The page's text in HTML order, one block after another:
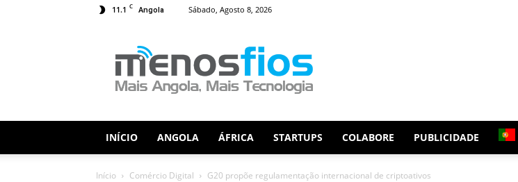
11.1 C Angola Sábado, Agosto 8, 2026
Fios
INÍCIO ANGOLA ÁFRICA STARTUPS COLABORE PUBLICIDADE
Início Comércio Digital G20 propõe regulamentação internacional de criptoativos